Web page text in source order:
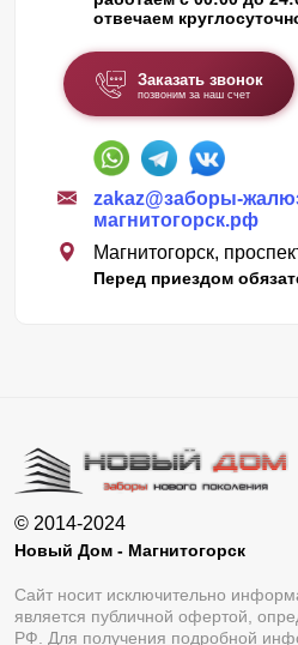
отвечаем
Заказать звонок
позвоним за наш счет
zakaz@заборы-
магнитогорск.рф
Магнитогорск,
Перед приездом
© 2014-2024
Новый Дом - Магнитогорск
Сайт носит исключительно
является публичной офертой,
РФ. Для получения подробной